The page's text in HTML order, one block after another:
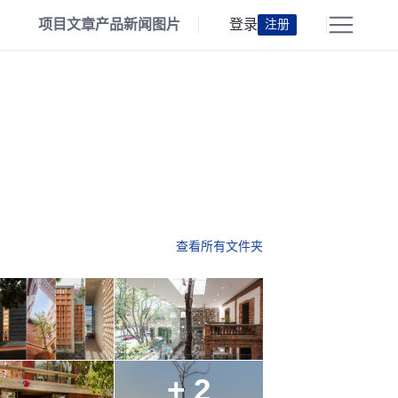
项目文章产品新闻 图片 登录 注册
查看所有文件夹
+ 2